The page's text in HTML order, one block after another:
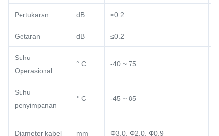
Pertukaran dB ≤0.2
Getaran dB ≤0.2
Suhu
Operasional
° C -40 ~ 75
Suhu
penyimpanan
° C -45 ~ 85
Diameter kabel mm Φ3.0, Φ2.0, Φ0.9